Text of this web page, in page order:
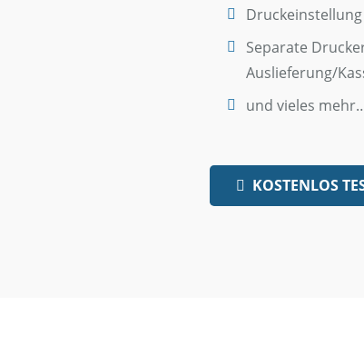
Separate
Auslieferung/
und vieles
KOSTENLOS